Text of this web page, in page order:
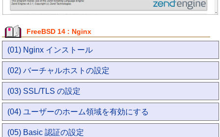
FreeBSD 14 : Nginx
(01) Nginx インストール
(02) バーチャルホストの設定
(03) SSL/TLS の設定
(04) ユーザーのホーム領域を有効にする
(05) Basic 認証の設定